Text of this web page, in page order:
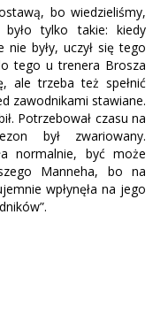
bo wiedzieliśmy,
tylko takie: kiedy
nie były, uczył się tego
tego u trenera Brosza
ale trzeba też spełnić
zawodnikami stawiane.
Potrzebował czasu na
był zwariowany.
normalnie, być może
Manneha, bo na
wpłynęła na jego